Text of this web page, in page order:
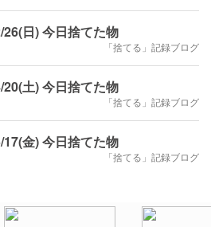
26(日) 今日捨てた物
「捨てる」記録ブログ
20(土) 今日捨てた物
「捨てる」記録ブログ
17(金) 今日捨てた物
「捨てる」記録ブログ